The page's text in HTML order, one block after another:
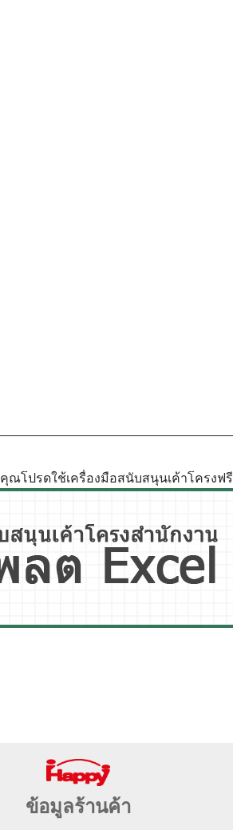
โปรดใช้เครื่องมือสนับสนุนเค้าโครงฟรี
ข้อมูลร้านค้า